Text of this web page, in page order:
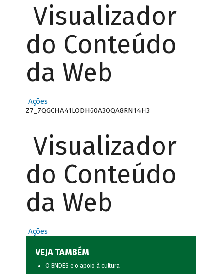
Visualizador
do Conteúdo
da Web
Ações
Z7_7QGCHA41LODH60A3OQA8RN14H3
Visualizador
do Conteúdo
da Web
Ações
VEJA TAMBÉM
O BNDES e o apoio à cultura